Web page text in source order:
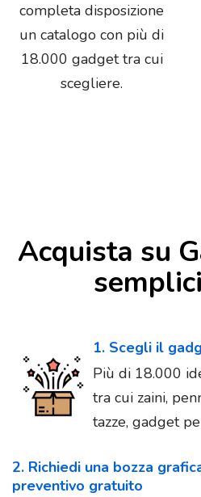
completa disposizione
un catalogo con più di
18.000 gadget tra cui
scegliere.
Acquista su
1. Scegli il
Più di 18.000
tra cui zaini,
tazze, gadget
2. Richiedi una bozza
preventivo gratuito